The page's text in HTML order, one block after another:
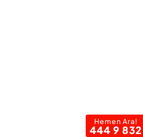
Hemen Ara!
444 9 832